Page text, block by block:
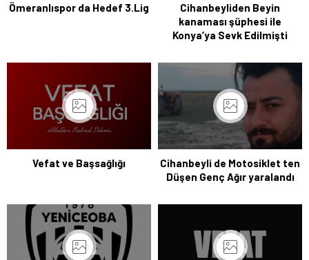
Ömeranlıspor da Hedef 3.Lig
Cihanbeyliden Beyin
kanaması şüphesi ile
Konya’ya Sevk Edilmişti
Vefat ve Başsağlığı
Cihanbeyli de Motosiklet ten
Düşen Genç Ağır yaralandı